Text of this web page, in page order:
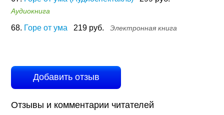
Аудиокнига
68. Горе от ума 219 руб. Электронная книга
Добавить отзыв
Отзывы и комментарии читателей